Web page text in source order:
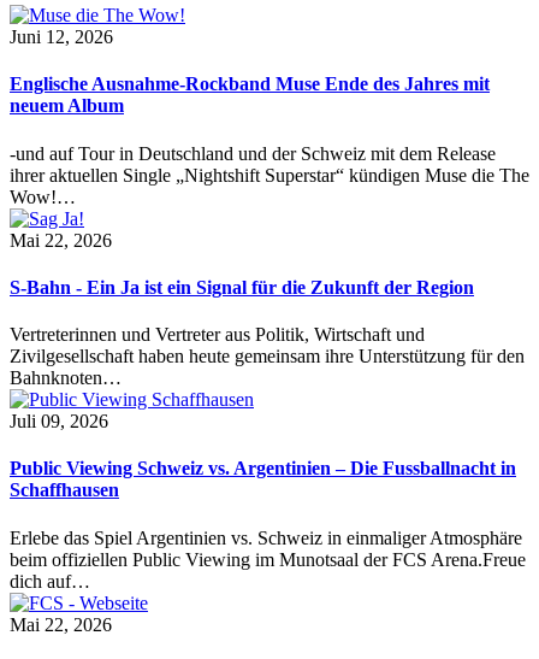
Juni 12, 2026
Englische Ausnahme-Rockband Muse Ende des Jahres mit
neuem Album
-und auf Tour in Deutschland und der Schweiz mit dem Release
ihrer aktuellen Single „Nightshift Superstar“ kündigen Muse die The
Wow!…
Mai 22, 2026
S-Bahn - Ein Ja ist ein Signal für die Zukunft der Region
Vertreterinnen und Vertreter aus Politik, Wirtschaft und
Zivilgesellschaft haben heute gemeinsam ihre Unterstützung für den
Bahnknoten…
Juli 09, 2026
Public Viewing Schweiz vs. Argentinien – Die Fussballnacht in
Schaffhausen
Erlebe das Spiel Argentinien vs. Schweiz in einmaliger Atmosphäre
beim offiziellen Public Viewing im Munotsaal der FCS Arena.Freue
dich auf…
Mai 22, 2026